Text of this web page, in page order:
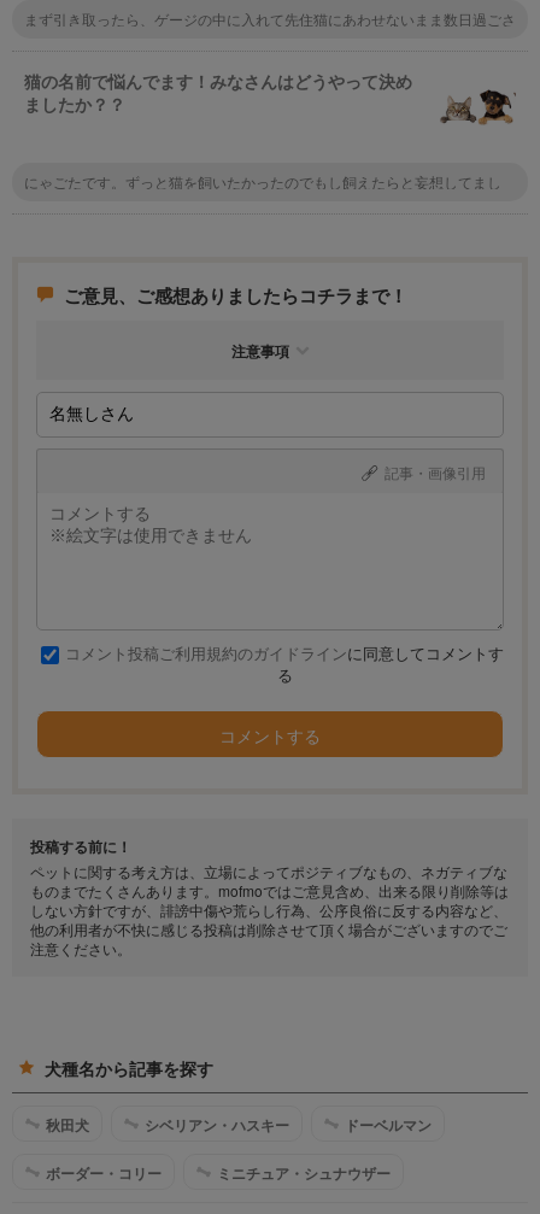
まず引き取ったら、ゲージの中に入れて先住猫にあわせないまま数日過ごさ
あげましょう。その後面会させるときは、慣れるまではお互いゲージ越しの
ほうがいいと思う。最初が大事なので、じっくりじっくり慣らさないとだめ
です。
猫の名前で悩んでます！みなさんはどうやって決め
ましたか？？
にゃごたです。ずっと猫を飼いたかったのでもし飼えたらと妄想してまし
護したので、念願のにゃごたと呼んでます。 メスなんですが
ご意見、ご感想ありましたらコチラまで！
注意事項
記事・画像引用
コメント投稿ご利用規約のガイドラインに同意してコメントす
る
コメントする
投稿する前に！
ペットに関する考え方は、立場によってポジティブなもの、ネガティブな
ものまでたくさんあります。mofmoではご意見含め、出来る限り削除等は
しない方針ですが、誹謗中傷や荒らし行為、公序良俗に反する内容など、
他の利用者が不快に感じる投稿は削除させて頂く場合がございますのでご
注意ください。
犬種名から記事を探す
秋田犬 シベリアン・ハスキー ドーベルマン
ボーダー・コリー ミニチュア・シュナウザー